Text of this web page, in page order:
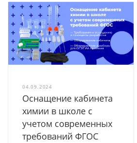
04.09.2024
Оснащение кабинета
химии в школе с
учетом современных
требований ФГОС